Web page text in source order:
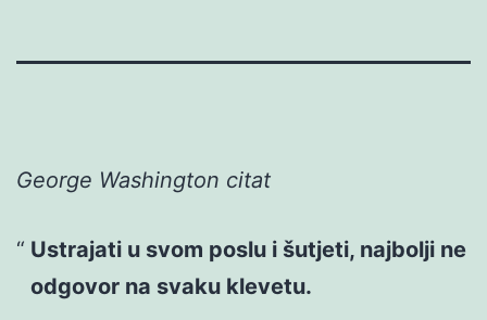
George Washington citat
Ustrajati u svom poslu i šutjeti, najbolji ne
odgovor na svaku klevetu.